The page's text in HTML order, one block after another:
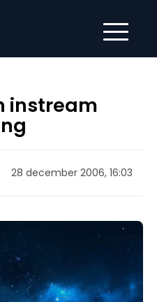
instream
28 december 2006, 16:03